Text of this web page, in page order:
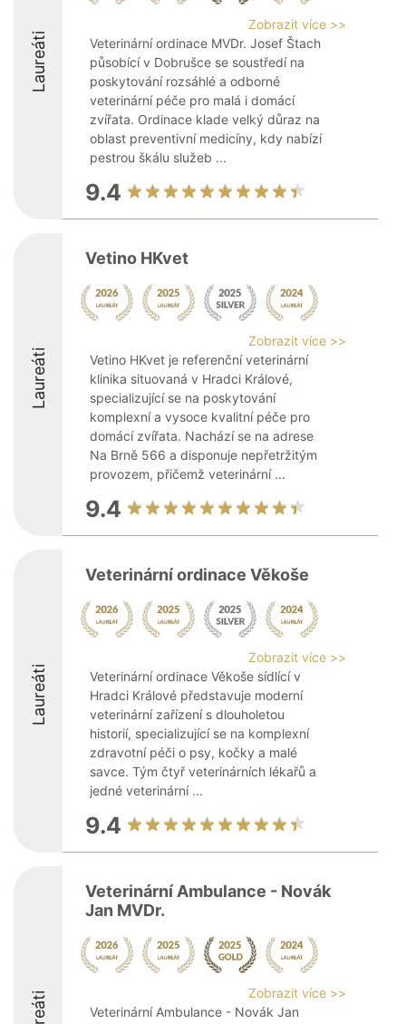
Laureáti
Zobrazit více >>
Veterinární ordinace MVDr. Josef Štach
působící v Dobrušce se soustředí na
poskytování rozsáhlé a odborné
veterinární péče pro malá i domácí
zvířata. Ordinace klade velký důraz na
oblast preventivní medicíny, kdy nabízí
pestrou škálu služeb ...
9.4
Laureáti
Vetino HKvet
Zobrazit více >>
Vetino HKvet je referenční veterinární
klinika situovaná v Hradci Králové,
specializující se na poskytování
komplexní a vysoce kvalitní péče pro
domácí zvířata. Nachází se na adrese
Na Brně 566 a disponuje nepřetržitým
provozem, přičemž veterinární ...
9.4
Laureáti
Veterinární ordinace Věkoše
Zobrazit více >>
Veterinární ordinace Věkoše sídlící v
Hradci Králové představuje moderní
veterinární zařízení s dlouholetou
historií, specializující se na komplexní
zdravotní péči o psy, kočky a malé
savce. Tým čtyř veterinárních lékařů a
jedné veterinární ...
9.4
Veterinární Ambulance - Novák
Jan MVDr.
Zobrazit více >>
Veterinární Ambulance - Novák Jan